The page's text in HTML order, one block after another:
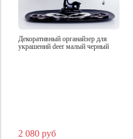
Декоративный органайзер для
украшений deer малый черный
2 080 руб